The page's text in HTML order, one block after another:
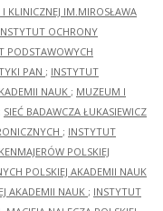
KLINICZNEJ IM.MIROSŁAWA
OCHRONY
PODSTAWOWYCH
PAN ; INSTYTUT
NAUK ; MUZEUM I
SIEĆ BADAWCZA ŁUKASIEWICZ
; INSTYTUT
POLSKIEJ
POLSKIEJ AKADEMII NAUK
AKADEMII NAUK ; INSTYTUT